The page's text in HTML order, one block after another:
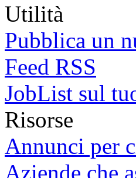
Utilità
Pubblica un
Feed RSS
JobList sul
Risorse
Annunci per
Aziende che